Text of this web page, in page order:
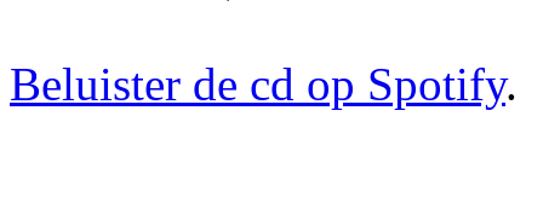
Beluister de cd op Spotify.